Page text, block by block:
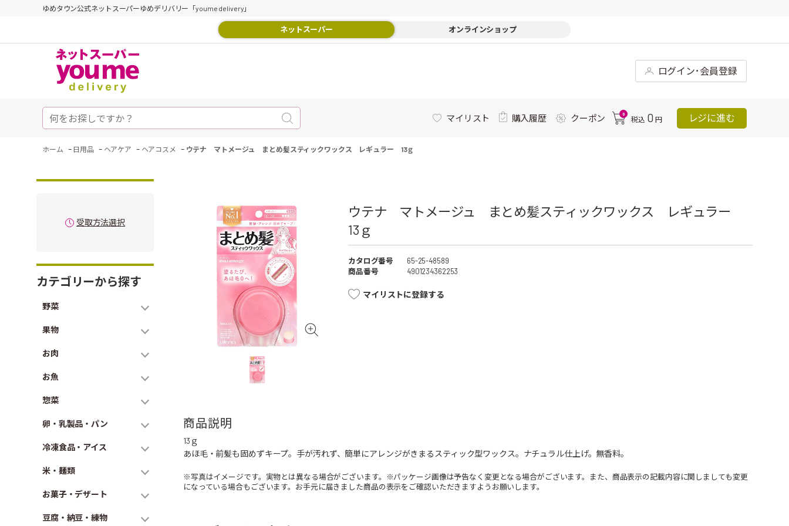
ゆめタウン公式ネットスーパーゆめデリバリー「youme delivery」
ネットスーパー オンラインショップ
ログイン･会員登録
マイリスト 購入履歴 クーポン 0
税込 0 円 レジに進む
ホーム - 日用品 - ヘアケア - ヘアコスメ - ウテナ マトメージュ まとめ髪スティックワックス レギュラー 13ｇ
受取方法選択
カテゴリーから探す
野菜
果物
お肉
お魚
惣菜
卵・乳製品・パン
冷凍食品・アイス
米・麺類
お菓子・デザート
豆腐・納豆・練物
ウテナ マトメージュ まとめ髪スティックワックス レギュラー
13ｇ
カタログ番号
65-25-48589
商品番号
4901234362253
マイリストに登録する
商品説明
13ｇ
あほ毛・前髪も固めずキープ。手が汚れず、簡単にアレンジがきまるスティック型ワックス。ナチュラル仕上げ。無香料。
※写真はイメージです。実物とは異なる場合がございます。※パッケージ画像は予告なく変更となる場合がございます。また、商品表示の記載内容に関しましても変更
になっている場合もございます。お手元に届きました商品の表示をご確認いただきますようお願いします。